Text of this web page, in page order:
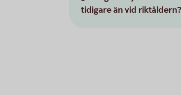
tidigare än vid